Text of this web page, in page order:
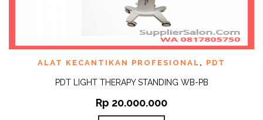
ALAT KECANTIKAN PROFESIONAL , PDT
PDT LIGHT THERAPY STANDING WB-PB
Rp 20.000.000